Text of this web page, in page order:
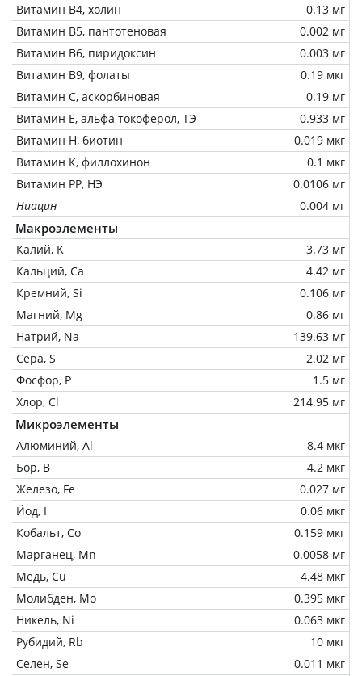
Витамин В4, холин
0.13 мг
Витамин В5, пантотеновая
0.002 мг
Витамин В6, пиридоксин
0.003 мг
Витамин В9, фолаты
0.19 мкг
Витамин C, аскорбиновая
0.19 мг
Витамин Е, альфа токоферол, ТЭ
0.933 мг
Витамин Н, биотин
0.019 мкг
Витамин К, филлохинон
0.1 мкг
Витамин РР, НЭ
0.0106 мг
Ниацин
0.004 мг
Макроэлементы
Калий, K
3.73 мг
Кальций, Ca
4.42 мг
Кремний, Si
0.106 мг
Магний, Mg
0.86 мг
Натрий, Na
139.63 мг
Сера, S
2.02 мг
Фосфор, P
1.5 мг
Хлор, Cl
214.95 мг
Микроэлементы
Алюминий, Al
8.4 мкг
Бор, B
4.2 мкг
Железо, Fe
0.027 мг
Йод, I
0.06 мкг
Кобальт, Co
0.159 мкг
Марганец, Mn
0.0058 мг
Медь, Cu
4.48 мкг
Молибден, Mo
0.395 мкг
Никель, Ni
0.063 мкг
Рубидий, Rb
10 мкг
Селен, Se
0.011 мкг